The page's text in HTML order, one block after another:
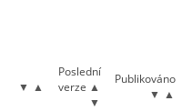
▲
▼
Poslední
verze ▲
▼
Publikováno
▲
▼